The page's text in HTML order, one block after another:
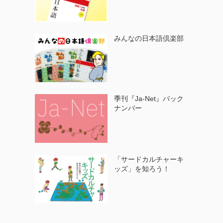
みんなの日本語倶楽部
季刊『Ja-Net』バック
ナンバー
「サードカルチャーキ
ッズ」を知ろう！